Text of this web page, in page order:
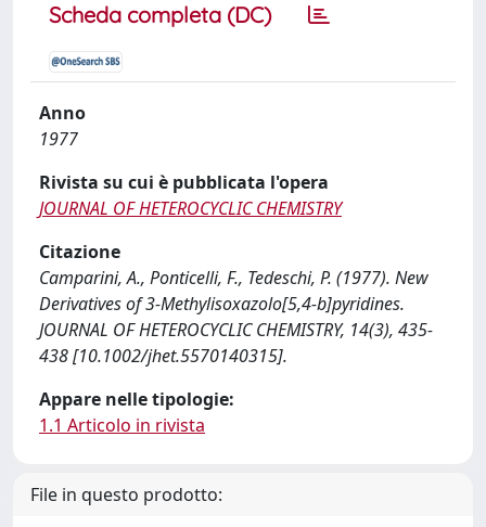
Scheda completa (DC)
Anno
1977
Rivista su cui è pubblicata l'opera
JOURNAL OF HETEROCYCLIC CHEMISTRY
Citazione
Camparini, A., Ponticelli, F., Tedeschi, P. (1977). New
Derivatives of 3-Methylisoxazolo[5,4-b]pyridines.
JOURNAL OF HETEROCYCLIC CHEMISTRY, 14(3), 435-
438 [10.1002/jhet.5570140315].
Appare nelle tipologie:
1.1 Articolo in rivista
File in questo prodotto: